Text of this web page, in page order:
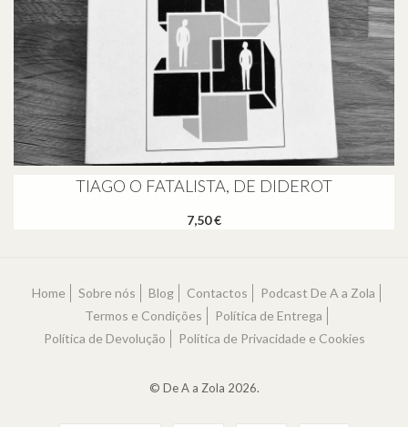
TIAGO O FATALISTA, DE DIDEROT
7,50 €
Home Sobre nós Blog Contactos
Podcast De A a Zola
Termos e Condições
Política de Entrega
Política de Devolução
Política de Privacidade e Cookies
© De A a Zola 2026.